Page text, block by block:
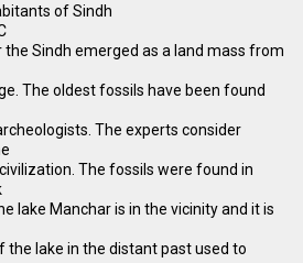
of Sindh
the Sindh emerged as a land mass from
The oldest fossils have been found
The experts consider
The fossils were found in
lake Manchar is in the vicinity and it is
the lake in the distant past used to